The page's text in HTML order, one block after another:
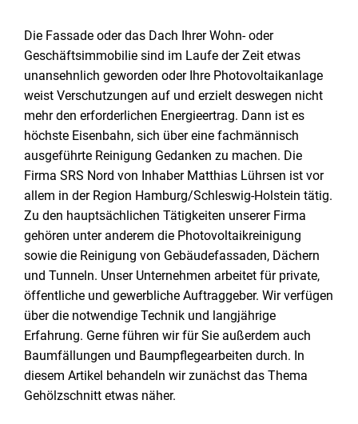
Die Fassade oder das Dach Ihrer Wohn- oder
Geschäftsimmobilie sind im Laufe der Zeit etwas
unansehnlich geworden oder Ihre Photovoltaikanlage
weist Verschutzungen auf und erzielt deswegen nicht
mehr den erforderlichen Energieertrag. Dann ist es
höchste Eisenbahn, sich über eine fachmännisch
ausgeführte Reinigung Gedanken zu machen. Die
Firma SRS Nord von Inhaber Matthias Lührsen ist vor
allem in der Region Hamburg/Schleswig-Holstein tätig.
Zu den hauptsächlichen Tätigkeiten unserer Firma
gehören unter anderem die Photovoltaikreinigung
sowie die Reinigung von Gebäudefassaden, Dächern
und Tunneln. Unser Unternehmen arbeitet für private,
öffentliche und gewerbliche Auftraggeber. Wir verfügen
über die notwendige Technik und langjährige
Erfahrung. Gerne führen wir für Sie außerdem auch
Baumfällungen und Baumpflegearbeiten durch. In
diesem Artikel behandeln wir zunächst das Thema
Gehölzschnitt etwas näher.